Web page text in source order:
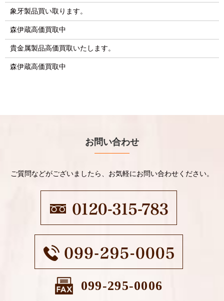
象牙製品買い取ります。
森伊蔵高価買取中
貴金属製品高価買取いたします。
森伊蔵高価買取中
お問い合わせ
ご質問などがございましたら、お気軽にお問い合わせください。
099-295-0006